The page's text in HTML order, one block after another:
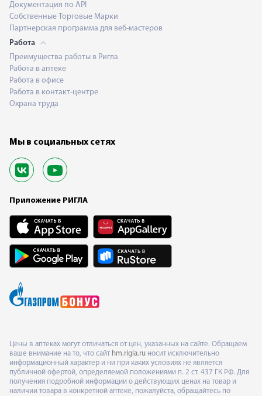
Документация по API
Собственные Торговые Марки
Партнерская программа для веб-мастеров
Работа
Преимущества работы в Ригла
Работа в аптеке
Работа в офисе
Работа в контакт-центре
Охрана труда
Мы в социальных сетях
Приложение РИГЛА
Цены в аптеках могут отличаться от цен, указанных на сайте. Обращаем
ваше внимание на то, что сайт hm.rigla.ru носит исключительно
информационный характер и ни при каких условиях не является
публичной офертой, определяемой положениями п. 2 ст. 437 ГК РФ. Для
получения подробной информации о действующих ценах на товар и
наличии товара в конкретной аптеке, пожалуйста, обращайтесь по